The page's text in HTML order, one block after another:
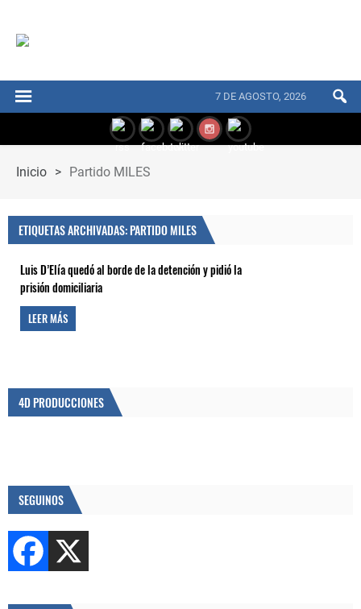
7 DE AGOSTO, 2026
Inicio > Partido MILES
ETIQUETAS ARCHIVADAS: PARTIDO MILES
Luis D’Elía quedó al borde de la detención y pidió la
prisión domiciliaria
LEER MÁS
4D PRODUCCIONES
SEGUINOS